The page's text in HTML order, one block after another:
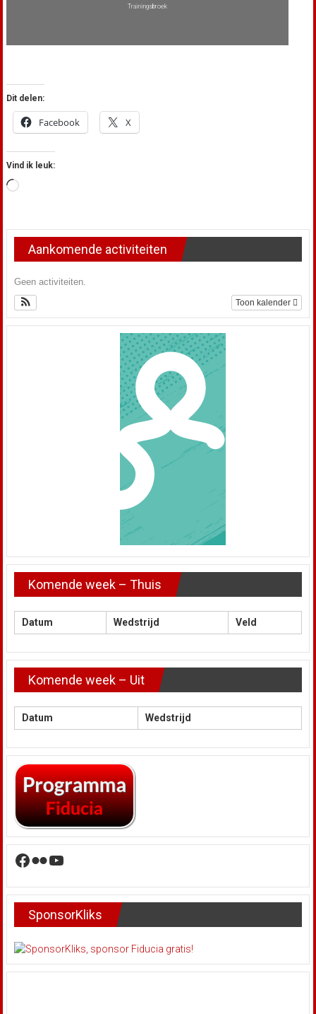
Trainingsbroek
Dit delen:
Facebook X
Vind ik leuk:
Aan
Aankomende activiteiten
Geen activiteiten.
Toon kalender
Komende week – Thuis
Datum Wedstrijd Veld
Komende week – Uit
Datum Wedstrijd
Facebook
FlickrYouTube
SponsorKliks